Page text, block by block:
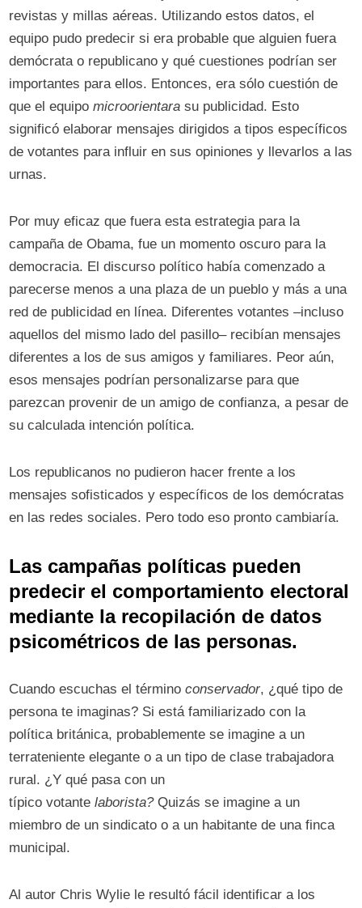
revistas y millas aéreas. Utilizando estos datos, el
equipo pudo predecir si era probable que alguien fuera
demócrata o republicano y qué cuestiones podrían ser
importantes para ellos. Entonces, era sólo cuestión de
que el equipomicroorientara su publicidad. Esto
significó elaborar mensajes dirigidos a tipos específicos
de votantes para influir en sus opiniones y llevarlos a las
urnas.
Por muy eficaz que fuera esta estrategia para la
campaña de Obama, fue un momento oscuro para la
democracia. El discurso político había comenzado a
parecerse menos a una plaza de un pueblo y más a una
red de publicidad en línea. Diferentes votantes –incluso
aquellos del mismo lado del pasillo– recibían mensajes
diferentes a los de sus amigos y familiares. Peor aún,
esos mensajes podrían personalizarse para que
parezcan provenir de un amigo de confianza, a pesar de
su calculada intención política.
Los republicanos no pudieron hacer frente a los
mensajes sofisticados y específicos de los demócratas
en las redes sociales. Pero todo eso pronto cambiaría.
Las campañas políticas pueden
predecir el comportamiento electoral
mediante la recopilación de datos
psicométricos de las personas.
Cuando escuchas el términoconservador, ¿qué tipo de
persona te imaginas? Si está familiarizado con la
política británica, probablemente se imagine a un
terrateniente elegante o a un tipo de clase trabajadora
rural. ¿Y qué pasa con un
típico votantelaborista?Quizás se imagine a un
miembro de un sindicato o a un habitante de una finca
municipal.
Al autor Chris Wylie le resultó fácil identificar a los